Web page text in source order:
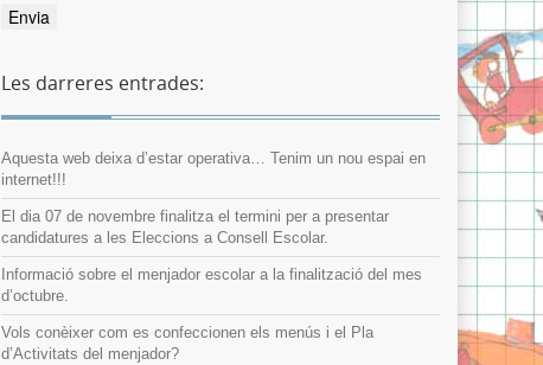
Les darreres entrades:
Aquesta web deixa d’estar operativa… Tenim un nou espai en
internet!!!
El dia 07 de novembre finalitza el termini per a presentar
candidatures a les Eleccions a Consell Escolar.
Informació sobre el menjador escolar a la finalització del mes
d’octubre.
Vols conèixer com es confeccionen els menús i el Pla
d’Activitats del menjador?